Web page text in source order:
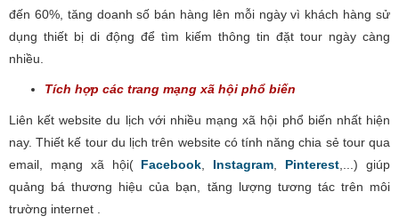
đến 60%, tăng doanh số bán hàng lên mỗi ngày vì khách hàng sử
dụng thiết bị di động để tìm kiếm thông tin đặt tour ngày càng
nhiều.
Tích hợp các trang mạng xã hội phổ biến
Liên kết website du lịch với nhiều mạng xã hội phổ biến nhất hiện
nay. Thiết kế tour du lịch trên website có tính năng chia sẻ tour qua
email, mạng xã hội( Facebook, Instagram, Pinterest,...) giúp
quảng bá thương hiệu của bạn, tăng lượng tương tác trên môi
trường internet .